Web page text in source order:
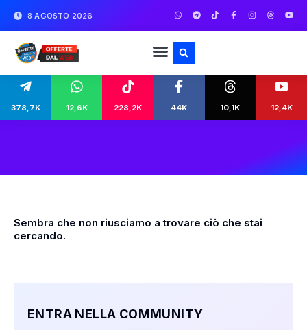
8 AGOSTO 2026
378,7K 12,6K 228,2K 44K 10,1K 12,4K
Sembra che non riusciamo a trovare ciò che stai
cercando.
ENTRA NELLA COMMUNITY